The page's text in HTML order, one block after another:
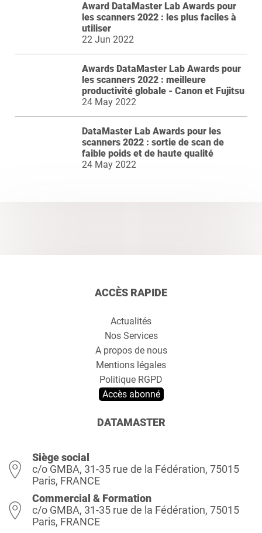
Award DataMaster Lab Awards pour
les scanners 2022 : les plus faciles à
utiliser
22 Jun 2022
Awards DataMaster Lab Awards pour
les scanners 2022 : meilleure
productivité globale - Canon et Fujitsu
24 May 2022
DataMaster Lab Awards pour les
scanners 2022 : sortie de scan de
faible poids et de haute qualité
24 May 2022
ACCÈS RAPIDE
Actualités
Nos Services
A propos de nous
Mentions légales
Politique RGPD
Accès abonné
DATAMASTER
Siège social
c/o GMBA, 31-35 rue de la Fédération, 75015
Paris, FRANCE
Commercial & Formation
c/o GMBA, 31-35 rue de la Fédération, 75015
Paris, FRANCE